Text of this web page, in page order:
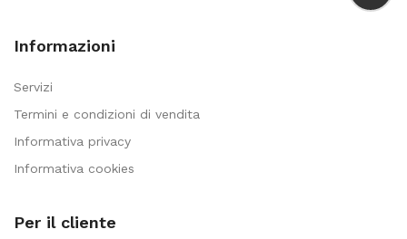
Informazioni
Servizi
Termini e condizioni di vendita
Informativa privacy
Informativa cookies
Per il cliente